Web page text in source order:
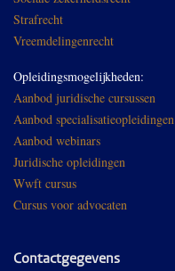
Strafrecht
Vreemdelingenrecht
Opleidingsmogelijkheden:
Aanbod juridische cursussen
Aanbod specialisatieopleidingen
Aanbod webinars
Juridische opleidingen
Wwft cursus
Cursus voor advocaten
Contactgegevens